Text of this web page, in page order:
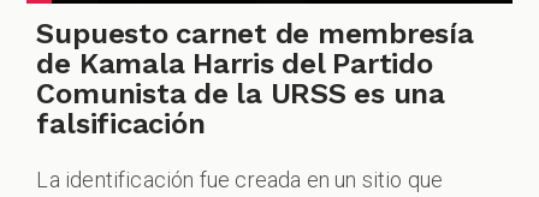
Supuesto carnet de membresía
de Kamala Harris del Partido
Comunista de la URSS es una
falsificación
La identificación fue creada en un sitio que